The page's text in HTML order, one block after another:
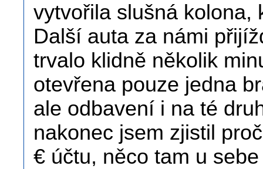
vytvořila slušná kolona,
Další auta za námi
trvalo klidně několik
otevřena pouze jedna
ale odbavení i na té
nakonec jsem zjistil
€ účtu, něco tam u